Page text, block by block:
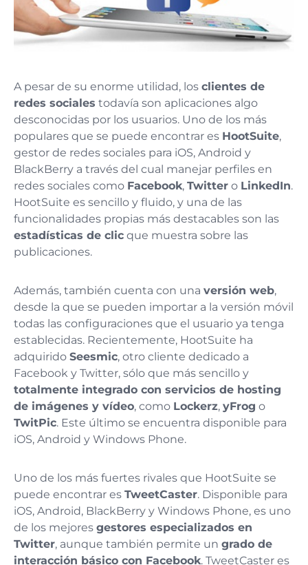
A pesar de su enorme utilidad, los clientes de
redes sociales todavía son aplicaciones algo
desconocidas por los usuarios. Uno de los más
populares que se puede encontrar es HootSuite,
gestor de redes sociales para iOS, Android y
BlackBerry a través del cual manejar perfiles en
redes sociales como Facebook, Twitter o LinkedIn.
HootSuite es sencillo y fluido, y una de las
funcionalidades propias más destacables son las
estadísticas de clic que muestra sobre las
publicaciones.
Además, también cuenta con una versión web,
desde la que se pueden importar a la versión móvil
todas las configuraciones que el usuario ya tenga
establecidas. Recientemente, HootSuite ha
adquirido Seesmic, otro cliente dedicado a
Facebook y Twitter, sólo que más sencillo y
totalmente integrado con servicios de hosting
de imágenes y vídeo, como Lockerz, yFrog o
TwitPic. Este último se encuentra disponible para
iOS, Android y Windows Phone.
Uno de los más fuertes rivales que HootSuite se
puede encontrar es TweetCaster. Disponible para
iOS, Android, BlackBerry y Windows Phone, es uno
de los mejores gestores especializados en
Twitter, aunque también permite un grado de
interacción básico con Facebook. TweetCaster es